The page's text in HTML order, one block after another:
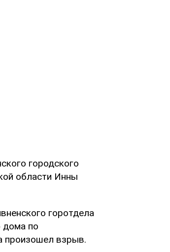
городского
области Инны
горотдела
дома по
произошел взрыв.